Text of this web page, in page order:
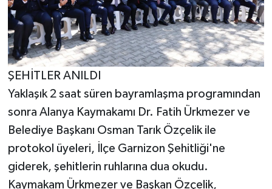
ŞEHİTLER ANILDI
Yaklaşık 2 saat süren bayramlaşma programından
sonra Alanya Kaymakamı Dr. Fatih Ürkmezer ve
Belediye Başkanı Osman Tarık Özçelik ile
protokol üyeleri, İlçe Garnizon Şehitliği'ne
giderek, şehitlerin ruhlarına dua okudu.
Kaymakam Ürkmezer ve Başkan Özçelik,